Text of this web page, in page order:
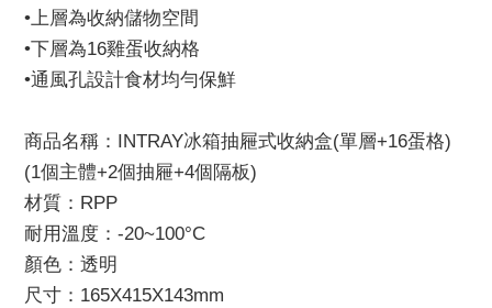
•上層為收納儲物空間
•下層為16雞蛋收納格
•通風孔設計食材均勻保鮮
商品名稱：INTRAY冰箱抽屜式收納盒(單層+16蛋格)
(1個主體+2個抽屜+4個隔板)
材質：RPP
耐用溫度：-20~100°C
顏色：透明
尺寸：165X415X143mm